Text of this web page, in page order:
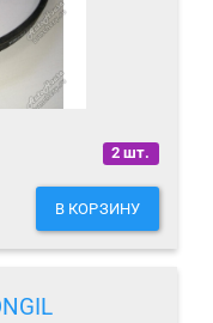
2 шт.
В КОРЗИНУ